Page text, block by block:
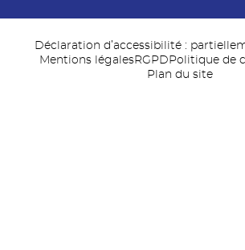
Déclaration d’accessibilité :
Mentions légalesRGPD Politique de
Plan du site